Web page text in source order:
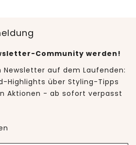
Community werden!
Newsletter auf dem Laufenden:
Highlights über Styling-Tipps
Aktionen - ab sofort verpasst